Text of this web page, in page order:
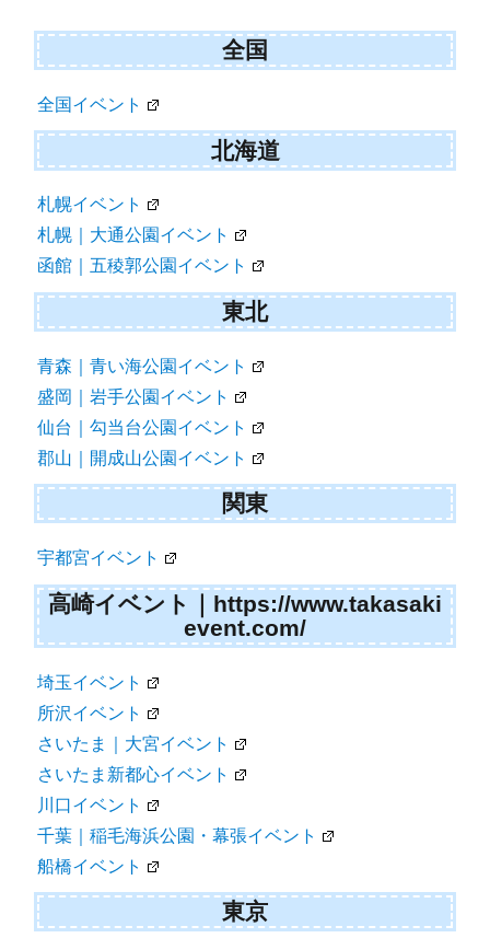
全国
全国イベント
北海道
札幌イベント
札幌｜大通公園イベント
函館｜五稜郭公園イベント
東北
青森｜青い海公園イベント
盛岡｜岩手公園イベント
仙台｜勾当台公園イベント
郡山｜開成山公園イベント
関東
宇都宮イベント
高崎イベント｜https://www.takasaki
event.com/
埼玉イベント
所沢イベント
さいたま｜大宮イベント
さいたま新都心イベント
川口イベント
千葉｜稲毛海浜公園・幕張イベント
船橋イベント
東京